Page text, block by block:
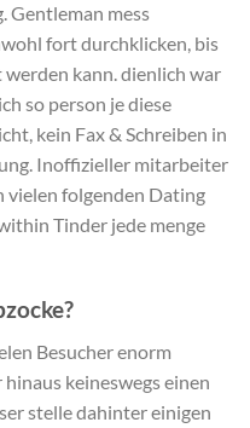
Gentleman mess
fort durchklicken, bis
kann. dienlich war
so person je diese
kein Fax & Schreiben in
Inoffizieller mitarbeiter
folgenden Dating
Tinder jede menge
Besucher enorm
keineswegs einen
stelle dahinter einigen